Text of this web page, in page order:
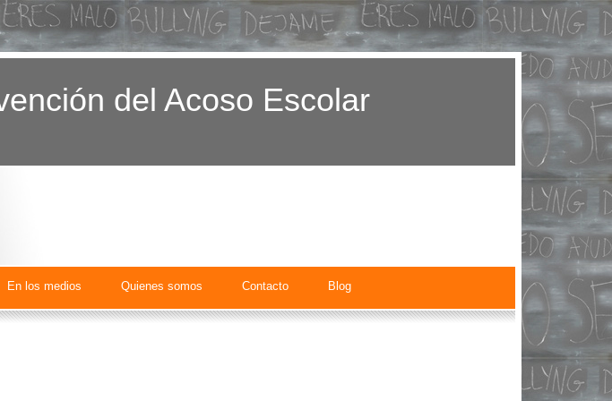
del Acoso Escolar
En los medios Quienes somos Contacto Blog